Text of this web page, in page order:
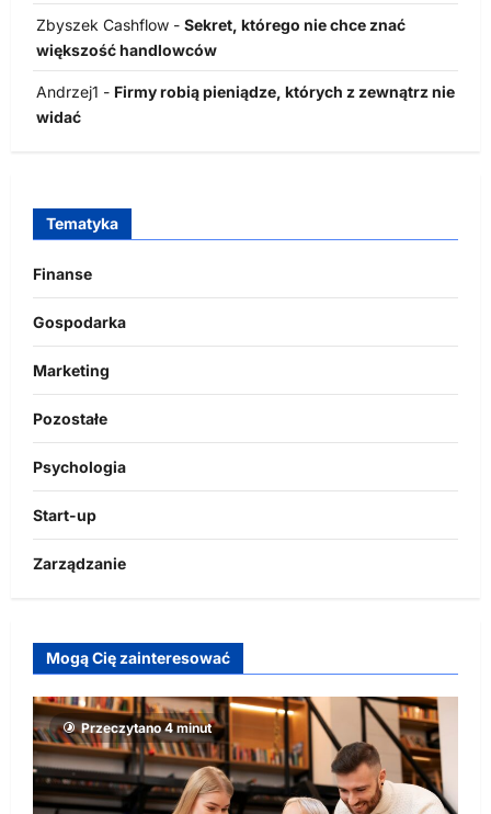
Zbyszek Cashflow - Sekret, którego nie chce znać
większość handlowców
Andrzej1 - Firmy robią pieniądze, których z zewnątrz nie
widać
Tematyka
Finanse
Gospodarka
Marketing
Pozostałe
Psychologia
Start-up
Zarządzanie
Mogą Cię zainteresować
Przeczytano 4 minut